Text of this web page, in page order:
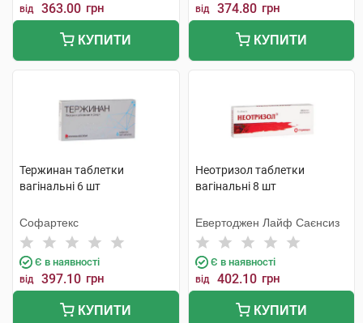
від 363.00 грн
КУПИТИ
від 374.80 грн
КУПИТИ
Тержинан таблетки
вагінальні 6 шт
Софартекс
Є в наявності
від 397.10 грн
КУПИТИ
Неотризол таблетки
вагінальні 8 шт
Евертоджен Лайф Саєнсиз
Є в наявності
від 402.10 грн
КУПИТИ